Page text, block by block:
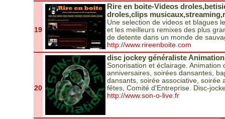
19
Rire en boite-Videos
droles,clips
Une selection de videos et blagues
et les meilleurs remixes des plus
de detente dans un monde de
http://www.rireenboite.com
20
disc jockey généraliste
Sonorisation et éclairage. Animation
anniversaires, soirées dansantes,
dansants, soirée associative, soirée
fêtes, Comité d'Entreprise. Disc-
http://www.son-o-live.fr